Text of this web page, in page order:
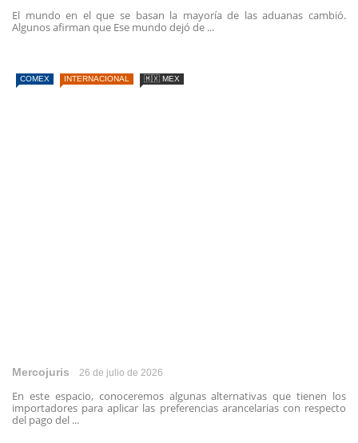
El mundo en el que se basan la mayoría de las aduanas cambió.
Algunos afirman que Ese mundo dejó de ...
COMEX INTERNACIONAL 🇲🇽 MEX
Mercojuris 26 de julio de 2026
En este espacio, conoceremos algunas alternativas que tienen los
importadores para aplicar las preferencias arancelarias con respecto
del pago del ...